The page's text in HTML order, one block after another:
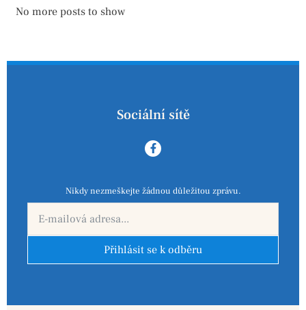
No more posts to show
Sociální sítě
Nikdy nezmeškejte žádnou důležitou zprávu.
Přihlásit se k odběru